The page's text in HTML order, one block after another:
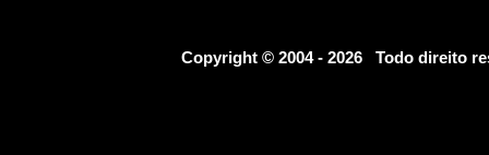
Copyright © 2004 - 2026 Todo direito